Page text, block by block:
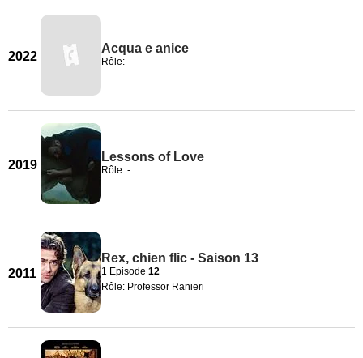
2022
Acqua e anice
Rôle: -
2019
Lessons of Love
Rôle: -
2011
Rex, chien flic - Saison 13
1 Episode 12
Rôle: Professor Ranieri